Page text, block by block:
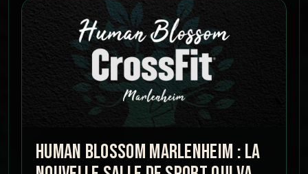
HUMAN BLOSSOM MARLENHEIM : LA